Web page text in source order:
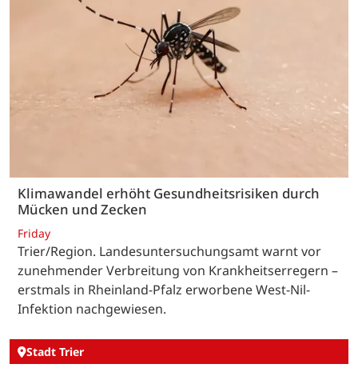
Klimawandel erhöht Gesundheitsrisiken durch
Mücken und Zecken
Friday
Trier/Region. Landesuntersuchungsamt warnt vor
zunehmender Verbreitung von Krankheitserregern –
erstmals in Rheinland-Pfalz erworbene West-Nil-
Infektion nachgewiesen.
Stadt Trier